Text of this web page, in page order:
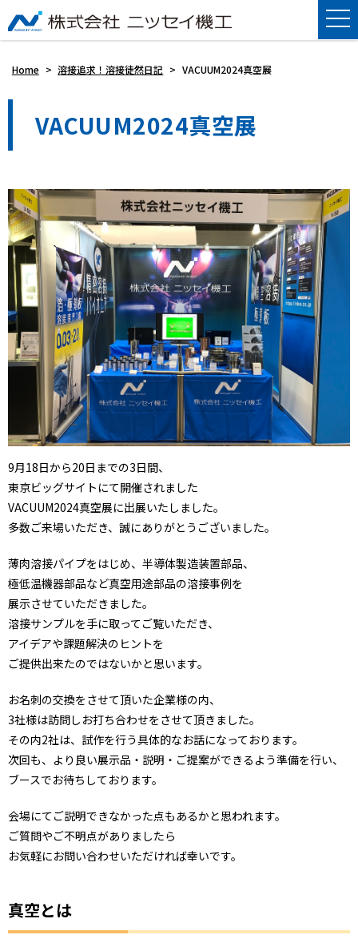
Home > 溶接追求！溶接徒然日記 > VACUUM2024真空展
VACUUM2024真空展
9月18日から20日までの3日間、
東京ビッグサイトにて開催されました
VACUUM2024真空展に出展いたしました。
多数ご来場いただき、誠にありがとうございました。
薄肉溶接パイプをはじめ、半導体製造装置部品、
極低温機器部品など真空用途部品の溶接事例を
展示させていただきました。
溶接サンプルを手に取ってご覧いただき、
アイデアや課題解決のヒントを
ご提供出来たのではないかと思います。
お名刺の交換をさせて頂いた企業様の内、
3社様は訪問しお打ち合わせをさせて頂きました。
その内2社は、試作を行う具体的なお話になっております。
次回も、より良い展示品・説明・ご提案ができるよう準備を行い、
ブースでお待ちしております。
会場にてご説明できなかった点もあるかと思われます。
ご質問やご不明点がありましたら
お気軽にお問い合わせいただければ幸いです。
真空とは